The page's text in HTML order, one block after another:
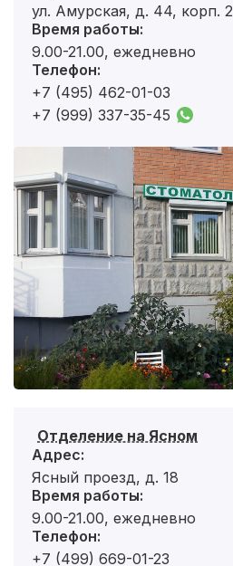
ул. Амурская, д. 44, корп. 2
Время работы:
9.00-21.00, ежедневно
Телефон:
+7 (495) 462-01-03
+7 (999) 337-35-45
Отделение на Ясном
Адрес:
Ясный проезд, д. 18
Время работы:
9.00-21.00, ежедневно
Телефон:
+7 (499) 669-01-23